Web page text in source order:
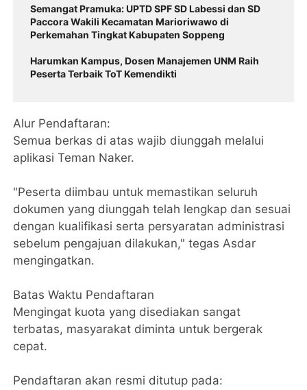
Semangat Pramuka: UPTD SPF SD Labessi dan SD
Paccora Wakili Kecamatan Marioriwawo di
Perkemahan Tingkat Kabupaten Soppeng
Harumkan Kampus, Dosen Manajemen UNM Raih
Peserta Terbaik ToT Kemendikti
​Alur Pendaftaran:
​Semua berkas di atas wajib diunggah melalui
aplikasi Teman Naker.
​"Peserta diimbau untuk memastikan seluruh
dokumen yang diunggah telah lengkap dan sesuai
dengan kualifikasi serta persyaratan administrasi
sebelum pengajuan dilakukan," tegas Asdar
mengingatkan.
​Batas Waktu Pendaftaran
​Mengingat kuota yang disediakan sangat
terbatas, masyarakat diminta untuk bergerak
cepat.
Pendaftaran akan resmi ditutup pada: